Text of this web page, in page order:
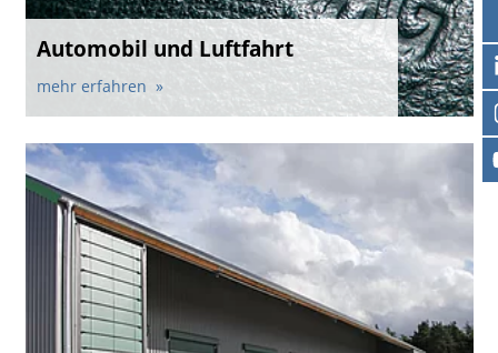
News
News
Kontakt
Ansprechpartner weltweit
Automobil und Luftfahrt
mehr erfahren